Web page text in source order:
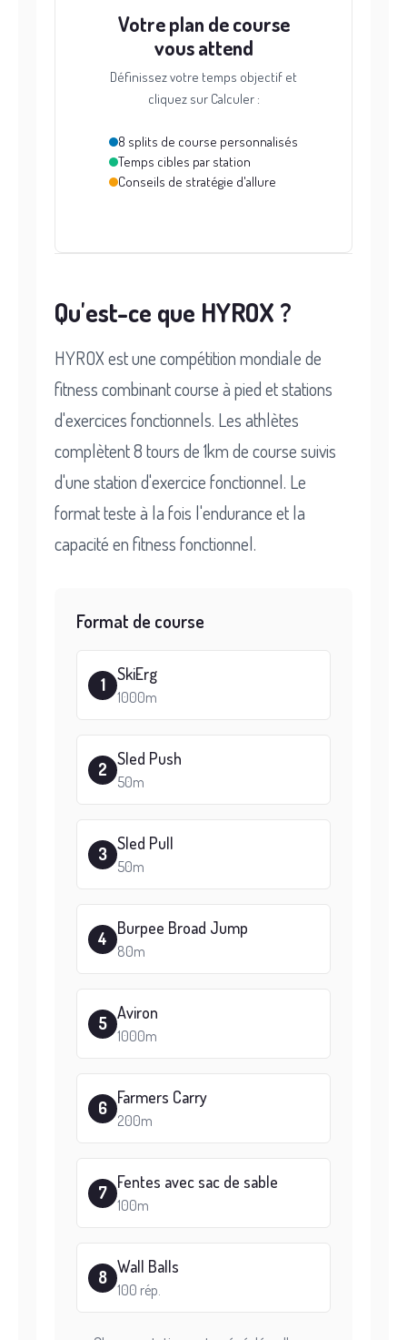
Votre plan de course
vous attend
Définissez votre temps objectif et
cliquez sur Calculer :
8 splits de course personnalisés
Temps cibles par station
Conseils de stratégie d'allure
Qu'est-ce que HYROX ?
HYROX est une compétition mondiale de
fitness combinant course à pied et stations
d'exercices fonctionnels. Les athlètes
complètent 8 tours de 1km de course suivis
d'une station d'exercice fonctionnel. Le
format teste à la fois l'endurance et la
capacité en fitness fonctionnel.
Format de course
1
SkiErg
1000m
2
Sled Push
50m
3
Sled Pull
50m
4
Burpee Broad Jump
80m
5
Aviron
1000m
6
Farmers Carry
200m
7
Fentes avec sac de sable
100m
8
Wall Balls
100 rép.